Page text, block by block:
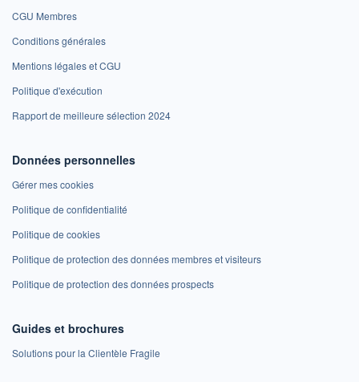
CGU Membres
Conditions générales
Mentions légales et CGU
Politique d'exécution
Rapport de meilleure sélection 2024
Données personnelles
Gérer mes cookies
Politique de confidentialité
Politique de cookies
Politique de protection des données membres et visiteurs
Politique de protection des données prospects
Guides et brochures
Solutions pour la Clientèle Fragile